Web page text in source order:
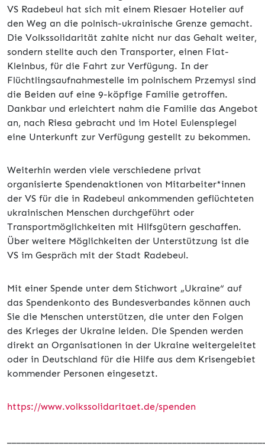
VS Radebeul hat sich mit einem Riesaer Hotelier auf
den Weg an die polnisch-ukrainische Grenze gemacht.
Die Volkssolidarität zahlte nicht nur das Gehalt weiter,
sondern stellte auch den Transporter, einen Fiat-
Kleinbus, für die Fahrt zur Verfügung. In der
Flüchtlingsaufnahmestelle im polnischem Przemysl sind
die Beiden auf eine 9-köpfige Familie getroffen.
Dankbar und erleichtert nahm die Familie das Angebot
an, nach Riesa gebracht und im Hotel Eulenspiegel
eine Unterkunft zur Verfügung gestellt zu bekommen.
Weiterhin werden viele verschiedene privat
organisierte Spendenaktionen von Mitarbeiter*innen
der VS für die in Radebeul ankommenden geflüchteten
ukrainischen Menschen durchgeführt oder
Transportmöglichkeiten mit Hilfsgütern geschaffen.
Über weitere Möglichkeiten der Unterstützung ist die
VS im Gespräch mit der Stadt Radebeul.
Mit einer Spende unter dem Stichwort „Ukraine“ auf
das Spendenkonto des Bundesverbandes können auch
Sie die Menschen unterstützen, die unter den Folgen
des Krieges der Ukraine leiden. Die Spenden werden
direkt an Organisationen in der Ukraine weitergeleitet
oder in Deutschland für die Hilfe aus dem Krisengebiet
kommender Personen eingesetzt.
https://www.volkssolidaritaet.de/spenden